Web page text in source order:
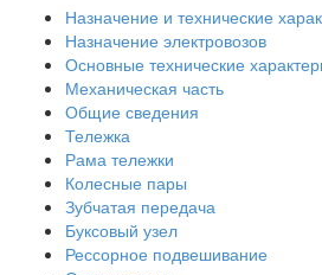
Назначение и технические
Назначение электровозов
Основные технические
Механическая часть
Общие сведения
Тележка
Рама тележки
Колесные пары
Зубчатая передача
Буксовый узел
Рессорное подвешивание